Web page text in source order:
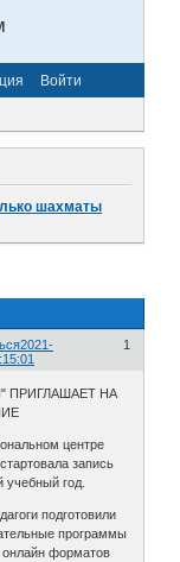
Войти
шахматы
1
2021-
ПРИГЛАШАЕТ НА
центре
запись
учебный год.
подготовили
программы
онлайн форматов